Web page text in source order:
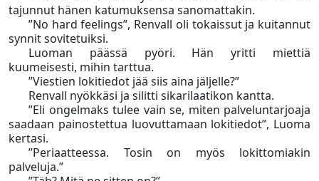
tajunnut hänen katumuksensa sanomattakin.
”No hard feelings”, Renvall oli tokaissut ja kuitannut
synnit sovitetuiksi.
Luoman päässä pyöri. Hän yritti miettiä
kuumeisesti, mihin tarttua.
”Viestien lokitiedot jää siis aina jäljelle?”
Renvall nyökkäsi ja silitti sikarilaatikon kantta.
”Eli ongelmaks tulee vain se, miten palveluntarjoaja
saadaan painostettua luovuttamaan lokitiedot”, Luoma
kertasi.
”Periaatteessa. Tosin on myös lokittomiakin
palveluja.”